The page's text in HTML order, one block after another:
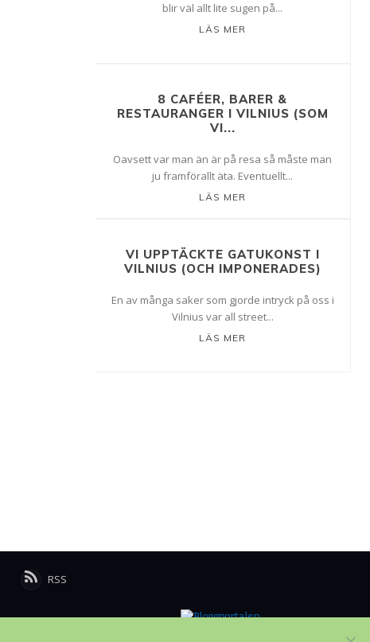
blir väl allt lite sugen på...
LÄS MER
8 CAFÉER, BARER &
RESTAURANGER I VILNIUS (SOM
VI...
Oavsett var man än är på resa så måste man
ju framförallt äta. Eventuellt...
LÄS MER
VI UPPTÄCKTE GATUKONST I
VILNIUS (OCH IMPONERADES)
En av många saker som gjorde intryck på oss i
Vilnius var all street...
LÄS MER
RSS